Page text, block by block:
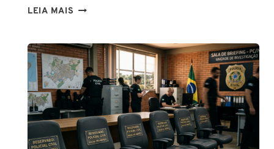
LEIA MAIS CONCURSO
2026:
COMISSÃO
ORGANIZADORA
FORMADA!
VEJA
VAGAS,
SALÁRIOS